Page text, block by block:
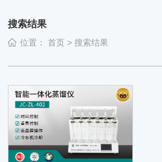
搜索结果
位置：首页 >搜索结果